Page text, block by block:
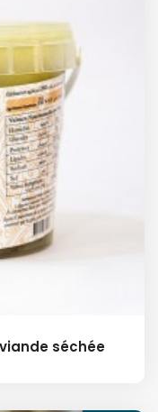
séchée